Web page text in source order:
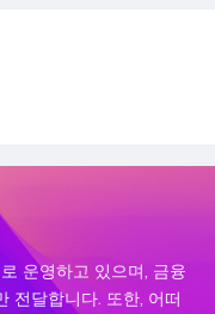
운영하고 있으며, 금융
전달합니다. 또한, 어떠